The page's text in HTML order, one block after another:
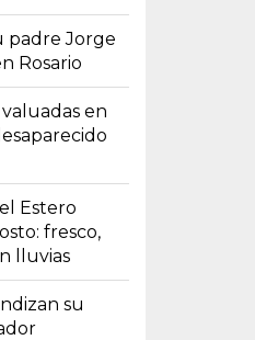
padre Jorge
Rosario
en
Estero
fresco,
lluvias
su